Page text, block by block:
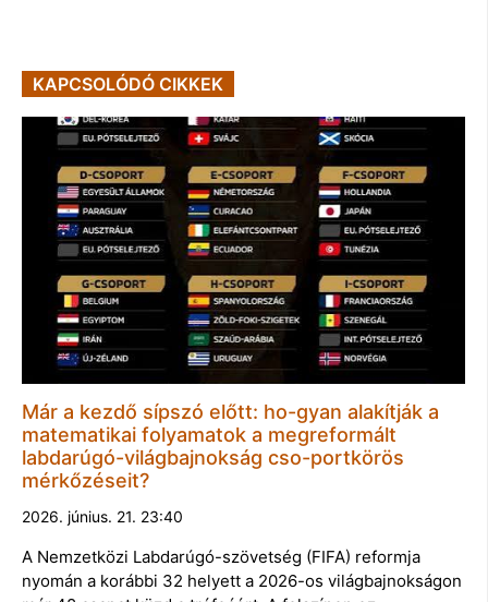
KAPCSOLÓDÓ CIKKEK
Már a kezdő sípszó előtt: ho-gyan alakítják a
matematikai folyamatok a megreformált
labdarúgó-világbajnokság cso-portkörös
mérkőzéseit?
2026. június. 21. 23:40
A Nemzetközi Labdarúgó-szövetség (FIFA) reformja
nyomán a korábbi 32 helyett a 2026-os világbajnokságon